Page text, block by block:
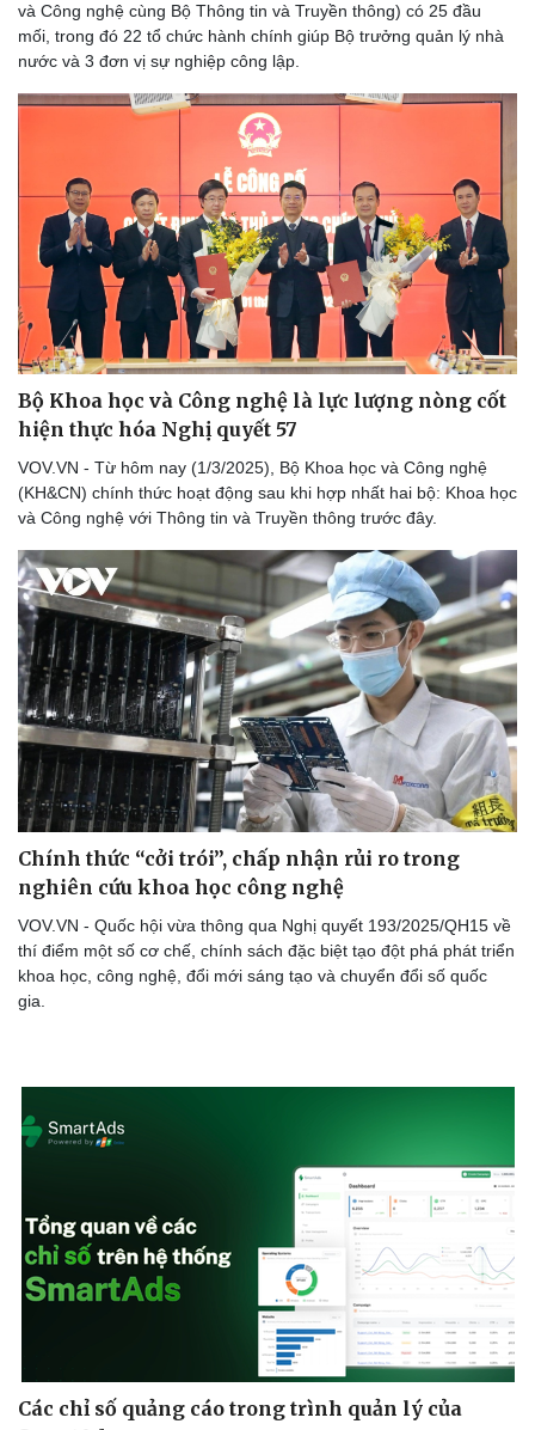
Thể thao
Bóng đá
Hậu trường
Ô tô - Xe máy
và Công nghệ cùng Bộ Thông tin và Truyền thông) có 25 đầu
mối, trong đó 22 tổ chức hành chính giúp Bộ trưởng quản lý nhà
nước và 3 đơn vị sự nghiệp công lập.
Bộ Khoa học và Công nghệ là lực lượng nòng cốt
hiện thực hóa Nghị quyết 57
VOV.VN - Từ hôm nay (1/3/2025), Bộ Khoa học và Công nghệ
(KH&CN) chính thức hoạt động sau khi hợp nhất hai bộ: Khoa học
và Công nghệ với Thông tin và Truyền thông trước đây.
Chính thức “cởi trói”, chấp nhận rủi ro trong
nghiên cứu khoa học công nghệ
VOV.VN - Quốc hội vừa thông qua Nghị quyết 193/2025/QH15 về
thí điểm một số cơ chế, chính sách đặc biệt tạo đột phá phát triển
khoa học, công nghệ, đổi mới sáng tạo và chuyển đổi số quốc
gia.
Các chỉ số quảng cáo trong trình quản lý của